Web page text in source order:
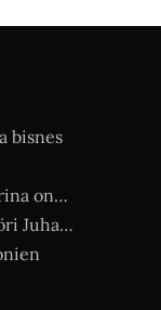
bisnes
on…
Juha…